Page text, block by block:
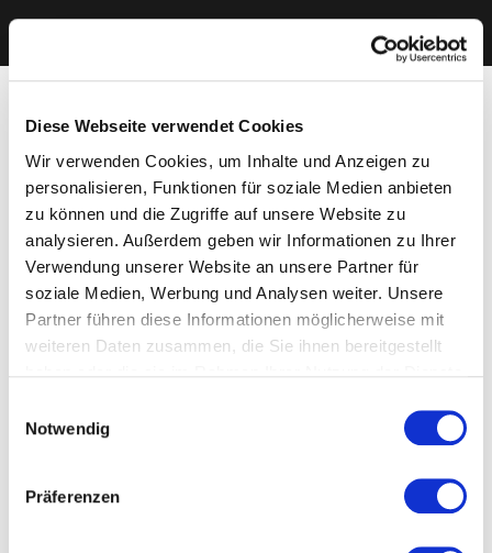
Diese Webseite verwendet Cookies
Wir verwenden Cookies, um Inhalte und Anzeigen zu
personalisieren, Funktionen für soziale Medien anbieten
zu können und die Zugriffe auf unsere Website zu
analysieren. Außerdem geben wir Informationen zu Ihrer
Verwendung unserer Website an unsere Partner für
soziale Medien, Werbung und Analysen weiter. Unsere
Partner führen diese Informationen möglicherweise mit
weiteren Daten zusammen, die Sie ihnen bereitgestellt
Cookies, wenn Sie unsere Webseite weiterhin nutzen.
Notwendig
Präferenzen